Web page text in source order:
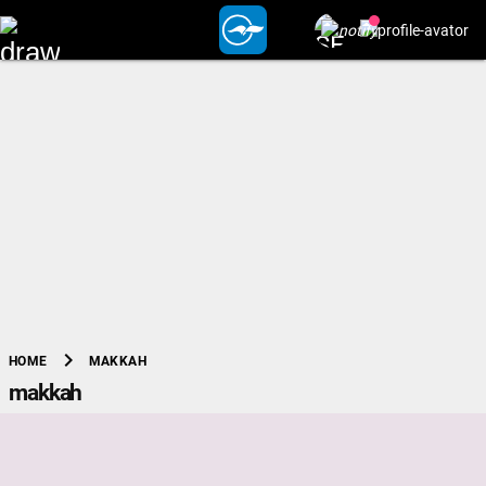
HOME chevron_right MAKKAH
makkah